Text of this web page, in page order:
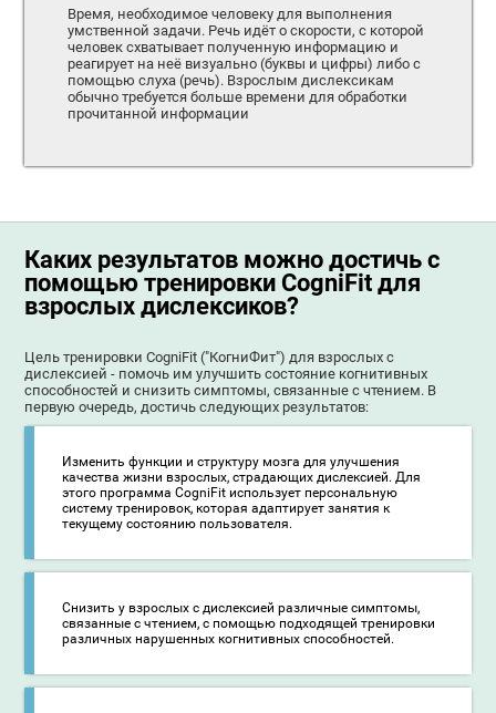
Время, необходимое человеку для выполнения
умственной задачи. Речь идёт о скорости, с которой
человек схватывает полученную информацию и
реагирует на неё визуально (буквы и цифры) либо с
помощью слуха (речь). Взрослым дислексикам
обычно требуется больше времени для обработки
прочитанной информации
Каких результатов можно достичь с
помощью тренировки CogniFit для
взрослых дислексиков?
Цель тренировки CogniFit ("КогниФит") для взрослых с
дислексией - помочь им улучшить состояние когнитивных
способностей и снизить симптомы, связанные с чтением. В
первую очередь, достичь следующих результатов:
Изменить функции и структуру мозга для улучшения
качества жизни взрослых, страдающих дислексией. Для
этого программа CogniFit использует персональную
систему тренировок, которая адаптирует занятия к
текущему состоянию пользователя.
Снизить у взрослых с дислексией различные симптомы,
связанные с чтением, с помощью подходящей тренировки
различных нарушенных когнитивных способностей.